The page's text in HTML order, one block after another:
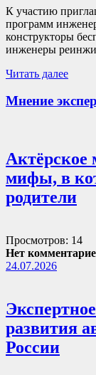
К участию
программ
конструкторы
инженеры
Читать далее
Мнение
Актёрское
мифы, в
родители
Просмотров: 14
Нет
24.07.2026
развития
России